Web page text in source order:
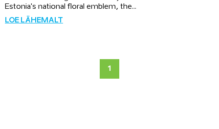
Estonia's national floral emblem, the...
LOE LÄHEMALT
1